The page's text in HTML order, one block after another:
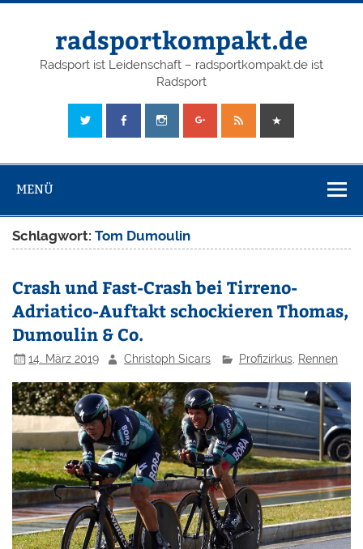
radsportkompakt.de
Radsport ist Leidenschaft – radsportkompakt.de ist
Radsport
MENÜ
Schlagwort:Tom Dumoulin
Crash und Fast-Crash bei Tirreno-
Adriatico-Auftakt schockieren Thomas,
Dumoulin & Co.
14. März 2019 Christoph Sicars Profizirkus, Rennen